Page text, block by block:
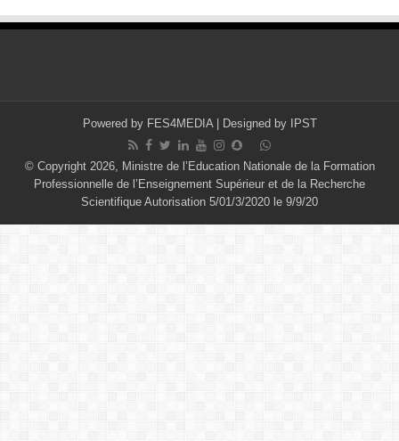
Powered by FES4MEDIA| Designed by IPST
© Copyright 2026, Ministre de l’Education Nationale de la Formation
Professionnelle de l’Enseignement Supérieur et de la Recherche
Scientifique Autorisation 5/01/3/2020 le 9/9/20